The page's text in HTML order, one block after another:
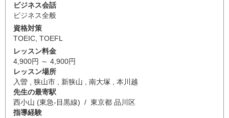
ビジネス会話
ビジネス全般
資格対策
TOEIC, TOEFL
レッスン料金
4,900円 ～ 4,900円
レッスン場所
入曽 , 狭山市 , 新狭山 , 南大塚 , 本川越
先生の最寄駅
西小山 (東急-目黒線) / 東京都 品川区
指導経験